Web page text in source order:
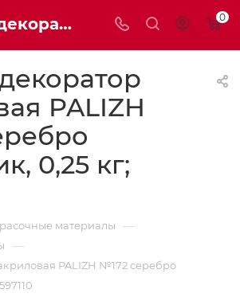
Краска декоратор акриловая PALIZH №172 серебро металлик, 0,25 кг; 11597110 0
PALIZH
0,25 кг;
материалы —
—
PALIZH №172 серебро